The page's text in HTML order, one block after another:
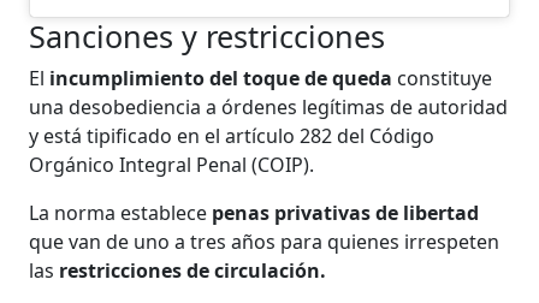
Sanciones y restricciones
El incumplimiento del toque de queda constituye
una desobediencia a órdenes legítimas de autoridad
y está tipificado en el artículo 282 del Código
Orgánico Integral Penal (COIP).
La norma establece penas privativas de libertad
que van de uno a tres años para quienes irrespeten
las restricciones de circulación.